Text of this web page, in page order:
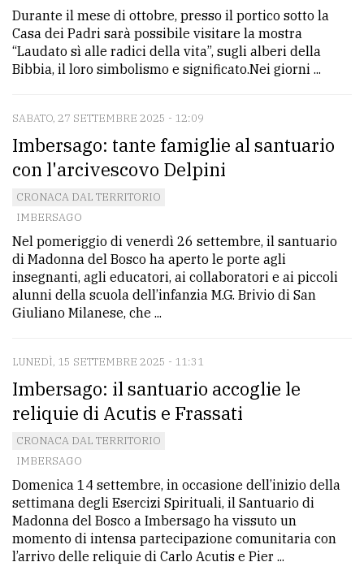
Durante il mese di ottobre, presso il portico sotto la
Casa dei Padri sarà possibile visitare la mostra
“Laudato sì alle radici della vita”, sugli alberi della
Bibbia, il loro simbolismo e significato.Nei giorni ...
SABATO, 27 SETTEMBRE 2025 - 12:09
Imbersago: tante famiglie al santuario
con l'arcivescovo Delpini
CRONACA DAL TERRITORIO
IMBERSAGO
Nel pomeriggio di venerdì 26 settembre, il santuario
di Madonna del Bosco ha aperto le porte agli
insegnanti, agli educatori, ai collaboratori e ai piccoli
alunni della scuola dell’infanzia M.G. Brivio di San
Giuliano Milanese, che ...
LUNEDÌ, 15 SETTEMBRE 2025 - 11:31
Imbersago: il santuario accoglie le
reliquie di Acutis e Frassati
CRONACA DAL TERRITORIO
IMBERSAGO
Domenica 14 settembre, in occasione dell’inizio della
settimana degli Esercizi Spirituali, il Santuario di
Madonna del Bosco a Imbersago ha vissuto un
momento di intensa partecipazione comunitaria con
l’arrivo delle reliquie di Carlo Acutis e Pier ...